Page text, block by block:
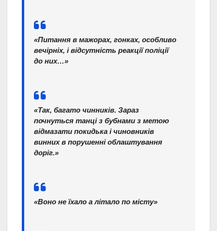
«Питання в мажорах, гонках, особливо
вечірніх, і відсутність реакції поліції
до них…»
«Так, багато чинників. Зараз
почнуться танці з бубнами з метою
відмазати покидька і чиновників
винних в порушенні облаштування
доріг.»
«Воно не їхало а літало по місту»